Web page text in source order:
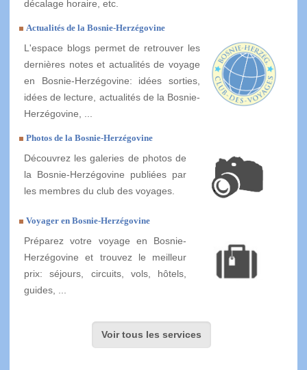
décalage horaire, etc.
Actualités de la Bosnie-Herzégovine
L'espace blogs permet de retrouver les
dernières notes et actualités de voyage
en Bosnie-Herzégovine: idées sorties,
idées de lecture, actualités de la Bosnie-
Herzégovine, ...
Photos de la Bosnie-Herzégovine
Découvrez les galeries de photos de
la Bosnie-Herzégovine publiées par
les membres du club des voyages.
Voyager en Bosnie-Herzégovine
Préparez votre voyage en Bosnie-
Herzégovine et trouvez le meilleur
prix: séjours, circuits, vols, hôtels,
guides, ...
Voir tous les services